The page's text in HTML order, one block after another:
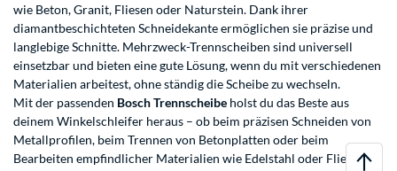
wie Beton, Granit, Fliesen oder Naturstein. Dank ihrer
diamantbeschichteten Schneidekante ermöglichen sie präzise und
langlebige Schnitte. Mehrzweck-Trennscheiben sind universell
einsetzbar und bieten eine gute Lösung, wenn du mit verschiedenen
Materialien arbeitest, ohne ständig die Scheibe zu wechseln.
Mit der passenden Bosch Trennscheibe holst du das Beste aus
deinem Winkelschleifer heraus – ob beim präzisen Schneiden von
Metallprofilen, beim Trennen von Betonplatten oder beim
Bearbeiten empfindlicher Materialien wie Edelstahl oder Fliesen.